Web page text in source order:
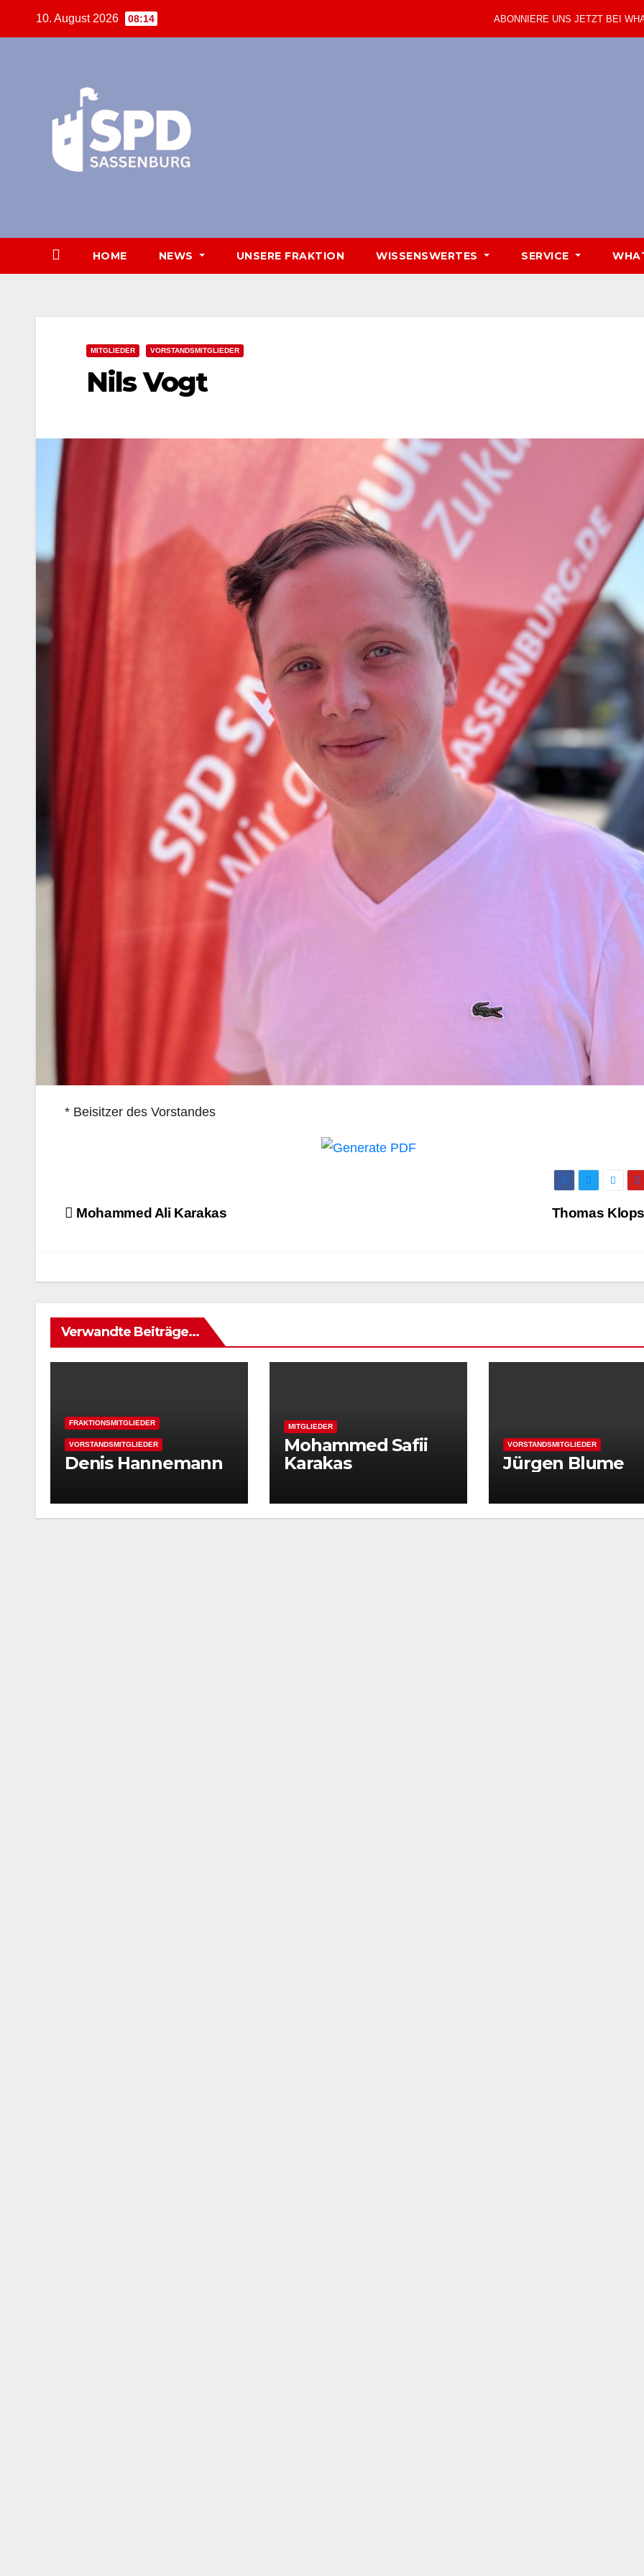
10. August 2026 08:14 ABONNIERE UNS JETZT BEI
HOME NEWS UNSERE FRAKTION WISSENSWERTES SERVICE
MITGLIEDER VORSTANDSMITGLIEDER
Nils Vogt
* Beisitzer des Vorstandes
Beitrags-
Thomas
Mohammed Ali Karakas
Verwandte Beiträge...
FRAKTIONSMITGLIEDER
VORSTANDSMITGLIEDER
Denis Hannemann
MITGLIEDER
Mohammed Safii
Karakas
VORSTANDSMITGLIEDER
Jürgen Blume